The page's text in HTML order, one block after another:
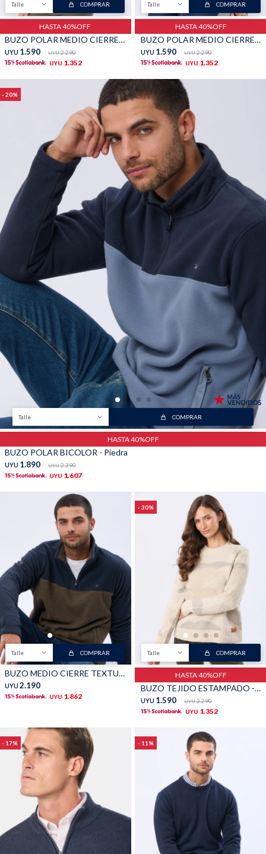
Talle COMPRAR
HASTA 40%OFF
BUZO POLAR MEDIO CIERRE - Negro
UYU 1.590 UYU 2.290
UYU 1.352
Talle COMPRAR
HASTA 40%OFF
BUZO POLAR MEDIO CIERRE - Rosado
UYU 1.590 UYU 2.290
UYU 1.352
20
Talle COMPRAR
HASTA 40%OFF
BUZO POLAR BICOLOR - Piedra
UYU 1.890 UYU 2.390
UYU 1.607
Talle COMPRAR
BUZO MEDIO CIERRE TEXTURADO - Beige
UYU 2.190
UYU 1.862
30
Talle COMPRAR
HASTA 40%OFF
BUZO TEJIDO ESTAMPADO - Verde
UYU 1.590 UYU 2.290
UYU 1.352
17 11
TALLES GRANDES Uniformes empresariales
Quiero ser parte Canjear mis puntos
Uniformes empresariales
Juntá puntos Friends
Locales
Cómo comprar
Envíos, cambios y devoluciones
Trabaja con nosotros